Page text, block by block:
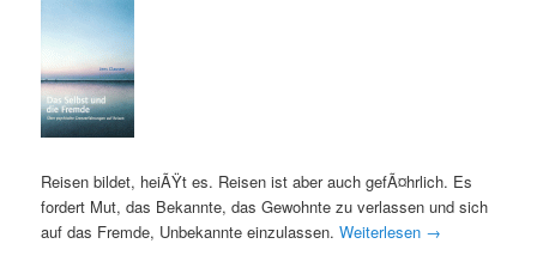
Reisen bildet, heiÃŸt es. Reisen ist aber auch gefÃ¤hrlich. Es
fordert Mut, das Bekannte, das Gewohnte zu verlassen und sich
auf das Fremde, Unbekannte einzulassen.Weiterlesen →